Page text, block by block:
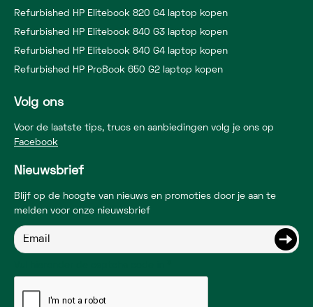
Refurbished HP Elitebook 820 G4 laptop kopen
Refurbished HP Elitebook 840 G3 laptop kopen
Refurbished HP Elitebook 840 G4 laptop kopen
Refurbished HP ProBook 650 G2 laptop kopen
Volg ons
Voor de laatste tips, trucs en aanbiedingen volg je ons op
Facebook
Nieuwsbrief
Blijf op de hoogte van nieuws en promoties door je aan te
melden voor onze nieuwsbrief